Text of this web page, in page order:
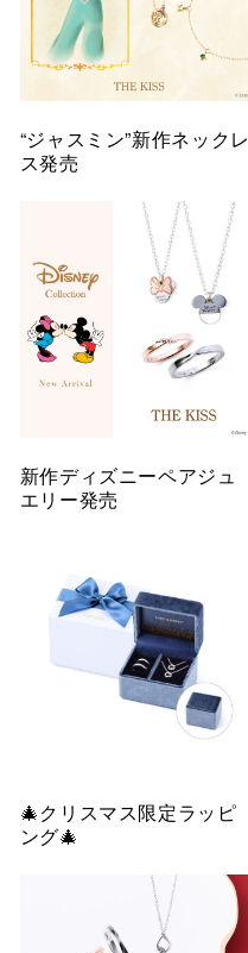
“ジャスミン”新作ネックレ
ス発売
新作ディズニーペアジュ
エリー発売
🎄クリスマス限定ラッピ
ング🎄